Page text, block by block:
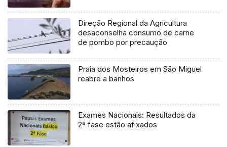
Direção Regional da Agricultura
desaconselha consumo de carne
de pombo por precaução
Praia dos Mosteiros em São Miguel
reabre a banhos
Exames Nacionais: Resultados da
2ª fase estão afixados